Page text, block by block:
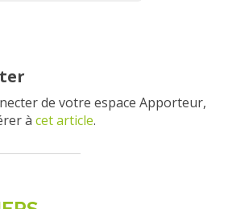
de votre espace Apporteur,
à cet article.